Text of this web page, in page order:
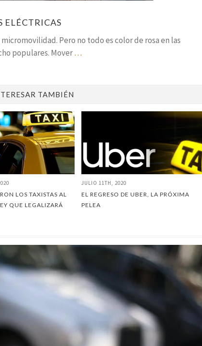
ELÉCTRICAS
Pero no todo es color de rosa en las
populares. Mover…
TAMBIÉN
LOS TAXISTAS AL
QUE LEGALIZARÁ
JULIO 11TH, 2020
EL REGRESO DE UBER, LA PRÓXIMA
PELEA